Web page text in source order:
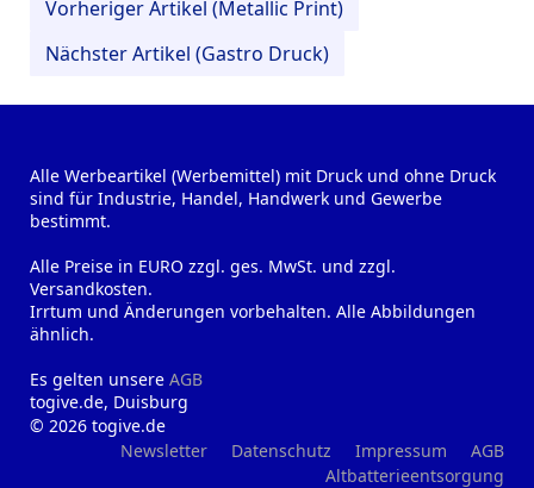
Vorheriger Artikel (Metallic Print)
Nächster Artikel (Gastro Druck)
Alle Werbeartikel (Werbemittel) mit Druck und ohne Druck
sind für Industrie, Handel, Handwerk und Gewerbe
bestimmt.
Alle Preise in EURO zzgl. ges. MwSt. und zzgl.
Versandkosten.
Irrtum und Änderungen vorbehalten. Alle Abbildungen
ähnlich.
Es gelten unsere AGB
togive.de, Duisburg
© 2026 togive.de
Newsletter
Datenschutz Impressum
AGB
Altbatterieentsorgung